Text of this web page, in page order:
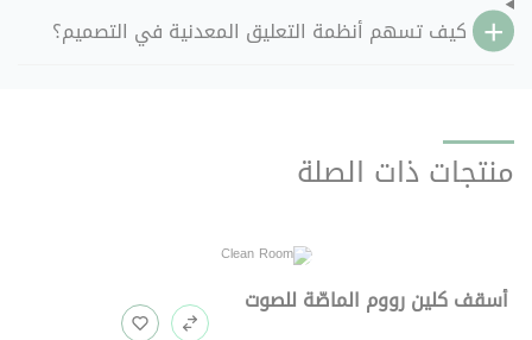
كيف تسهم أنظمة التعليق المعدنية في التصميم؟
منتجات ذات الصلة
أسقف كلين رووم الماصّة للصوت